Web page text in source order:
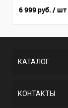
6 999 руб. / шт
КАТАЛОГ
КОНТАКТЫ